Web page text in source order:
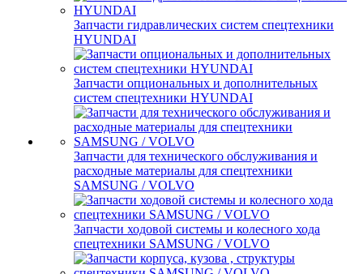
Запчасти гидравлических систем спецтехники
HYUNDAI
Запчасти опциональных и дополнительных
систем спецтехники HYUNDAI
Запчасти для технического обслуживания и
расходные материалы для спецтехники
SAMSUNG / VOLVO
Запчасти ходовой системы и колесного хода
спецтехники SAMSUNG / VOLVO